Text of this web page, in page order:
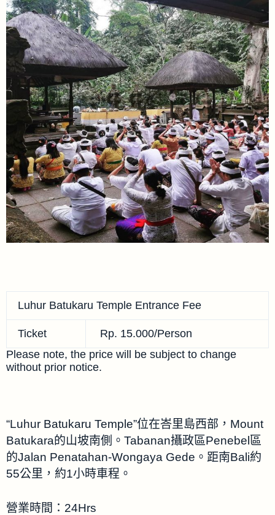
Luhur Batukaru Temple Entrance Fee
Ticket
Rp. 15.000/Person
Please note, the price will be subject to change
without prior notice.
“Luhur Batukaru Temple”位在峇里島西部，Mount
Batukara的山坡南側。Tabanan攝政區Penebel區
的Jalan Penatahan-Wongaya Gede。距南Bali約
55公里，約1小時車程。
營業時間：24Hrs